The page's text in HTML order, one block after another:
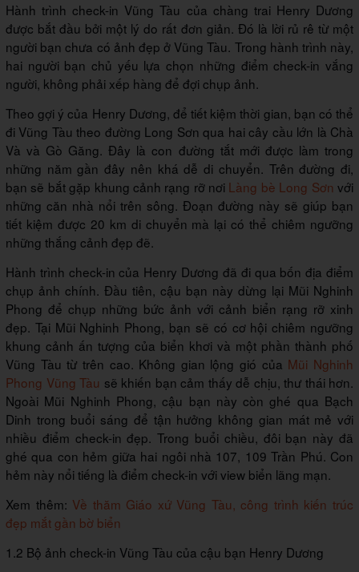
Hành trình check-in Vũng Tàu của chàng trai Henry Dương
được bắt đầu bởi một lý do rất đơn giản. Đó là lời rủ rê từ một
người bạn chưa có ảnh đẹp ở Vũng Tàu. Trong hành trình này,
hai người bạn chủ yếu lựa chọn những điểm check-in vắng
người, không phải xếp hàng để đợi chụp ảnh.
Theo gợi ý của Henry Dương, để tiết kiệm thời gian, bạn có thể
đi Vũng Tàu theo đường Long Sơn qua hai cây cầu lớn là Chà
Và và Gò Găng. Đây là con đường tắt mới được làm trong
những năm gần đây nên khá dễ di chuyển. Trên đường đi,
bạn sẽ bắt gặp khung cảnh rạng rỡ nơi Làng bè Long Sơn với
những căn nhà nổi trên sông. Đoạn đường này sẽ giúp bạn
tiết kiệm được 20 km di chuyển mà lại có thể chiêm ngưỡng
những thắng cảnh đẹp đẽ.
Hành trình check-in của Henry Dương đã đi qua bốn địa điểm
chụp ảnh chính. Đầu tiên, cậu bạn này dừng lại Mũi Nghinh
Phong để chụp những bức ảnh với cảnh biển rạng rỡ xinh
đẹp. Tại Mũi Nghinh Phong, bạn sẽ có cơ hội chiêm ngưỡng
khung cảnh ấn tượng của biển khơi và một phần thành phố
Vũng Tàu từ trên cao. Không gian lộng gió của Mũi Nghinh
Phong Vũng Tàu sẽ khiến bạn cảm thấy dễ chịu, thư thái hơn.
Ngoài Mũi Nghinh Phong, cậu bạn này còn ghé qua Bạch
Dinh trong buổi sáng để tận hưởng không gian mát mẻ với
nhiều điểm check-in đẹp. Trong buổi chiều, đôi bạn này đã
ghé qua con hẻm giữa hai ngôi nhà 107, 109 Trần Phú. Con
hẻm này nổi tiếng là điểm check-in với view biển lãng mạn.
Xem thêm: Về thăm Giáo xứ Vũng Tàu, công trình kiến trúc
đẹp mắt gần bờ biển
1.2 Bộ ảnh check-in Vũng Tàu của cậu bạn Henry Dương